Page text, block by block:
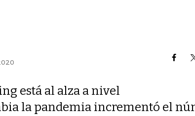
está al alza a nivel
la pandemia incrementó el